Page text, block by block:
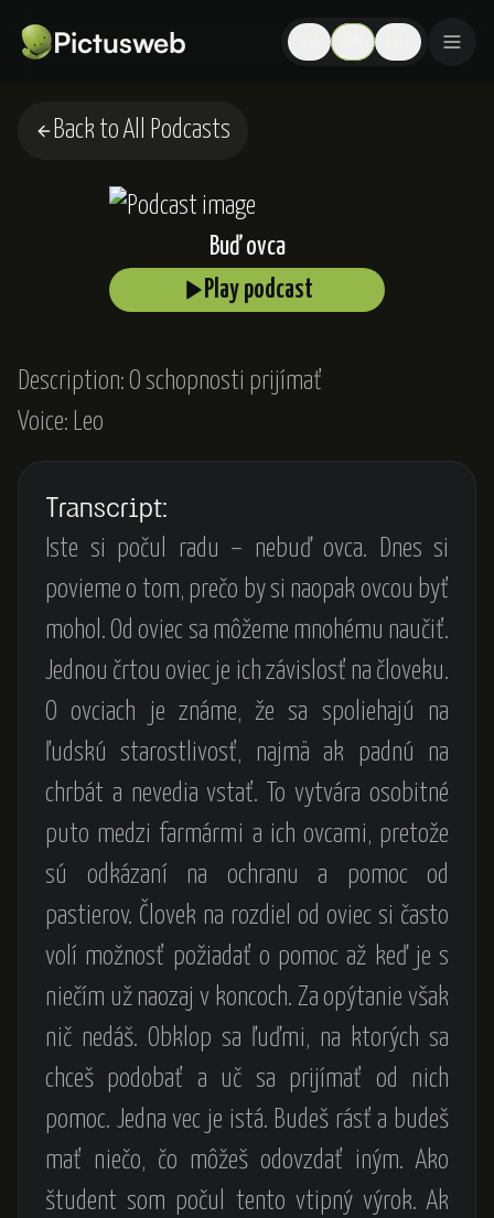
Pictusweb
Back to All Podcasts
Buď ovca
Play podcast
Description: O schopnosti prijímať
Voice: Leo
Transcript:
Iste si počul radu – nebuď ovca. Dnes si
povieme o tom, prečo by si naopak ovcou byť
mohol. Od oviec sa môžeme mnohému naučiť.
Jednou črtou oviec je ich závislosť na človeku.
O ovciach je známe, že sa spoliehajú na
ľudskú starostlivosť, najmä ak padnú na
chrbát a nevedia vstať. To vytvára osobitné
puto medzi farmármi a ich ovcami, pretože
sú odkázaní na ochranu a pomoc od
pastierov. Človek na rozdiel od oviec si často
volí možnosť požiadať o pomoc až keď je s
niečím už naozaj v koncoch. Za opýtanie však
nič nedáš. Obklop sa ľuďmi, na ktorých sa
chceš podobať a uč sa prijímať od nich
pomoc. Jedna vec je istá. Budeš rásť a budeš
mať niečo, čo môžeš odovzdať iným. Ako
študent som počul tento vtipný výrok. Ak